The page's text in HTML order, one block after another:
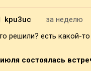
kpu3uc за неделю
решили? есть какой-
состоялась